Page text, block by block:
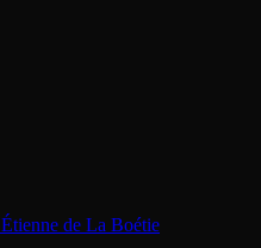
Étienne de La Boétie